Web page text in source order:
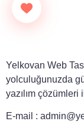
Yelkovan Web
yolculuğunuzda
yazılım
E-mail :